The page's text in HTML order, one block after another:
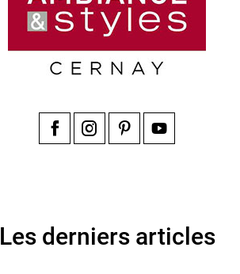
Les derniers articles